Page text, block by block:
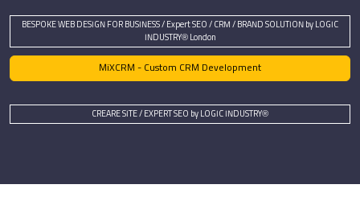
BESPOKE WEB DESIGN FOR BUSINESS / Expert SEO / CRM / BRAND SOLUTION by LOGIC
INDUSTRY® London
MiXCRM - Custom CRM Development
CREARE SITE / EXPERT SEO by LOGIC INDUSTRY®